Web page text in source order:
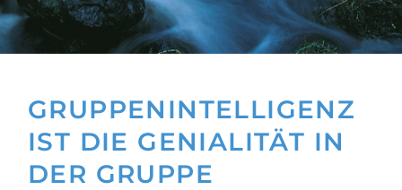
GRUPPENINTELLIGENZ
IST DIE GENIALITÄT IN
DER GRUPPE